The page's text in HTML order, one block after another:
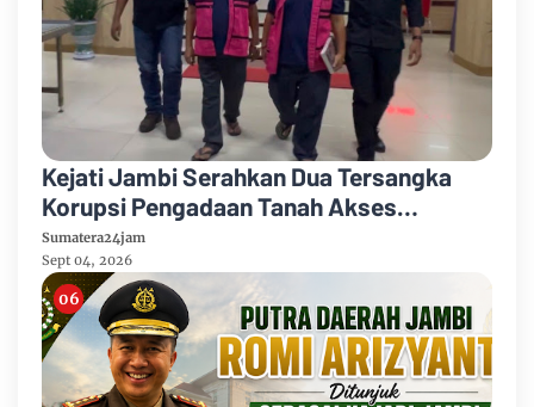
Kejati Jambi Serahkan Dua Tersangka
Korupsi Pengadaan Tanah Akses
Pelabuhan Ujung Jabung Ke Penuntut
Umum
Sumatera24jam
Sept 04, 2026